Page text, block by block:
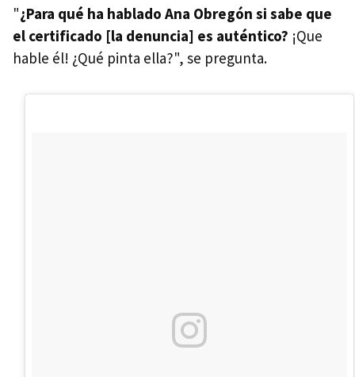
"¿Para qué ha hablado Ana Obregón si sabe que
el certificado [la denuncia] es auténtico? ¡Que
hable él! ¿Qué pinta ella?", se pregunta.